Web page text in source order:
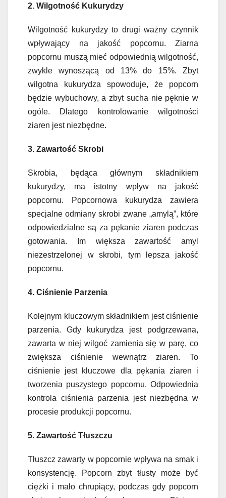
2. Wilgotność Kukurydzy
Wilgotność kukurydzy to drugi ważny czynnik
wpływający na jakość popcornu. Ziarna
popcornu muszą mieć odpowiednią wilgotność,
zwykle wynoszącą od 13% do 15%. Zbyt
wilgotna kukurydza spowoduje, że popcorn
będzie wybuchowy, a zbyt sucha nie pęknie w
ogóle. Dlatego kontrolowanie wilgotności
ziaren jest niezbędne.
3. Zawartość Skrobi
Skrobia, będąca głównym składnikiem
kukurydzy, ma istotny wpływ na jakość
popcornu. Popcornowa kukurydza zawiera
specjalne odmiany skrobi zwane „amylą”, które
odpowiedzialne są za pękanie ziaren podczas
gotowania. Im większa zawartość amyl
niezestrzelonej w skrobi, tym lepsza jakość
popcornu.
4. Ciśnienie Parzenia
Kolejnym kluczowym składnikiem jest ciśnienie
parzenia. Gdy kukurydza jest podgrzewana,
zawarta w niej wilgoć zamienia się w parę, co
zwiększa ciśnienie wewnątrz ziaren. To
ciśnienie jest kluczowe dla pękania ziaren i
tworzenia puszystego popcornu. Odpowiednia
kontrola ciśnienia parzenia jest niezbędna w
procesie produkcji popcornu.
5. Zawartość Tłuszczu
Tłuszcz zawarty w popcornie wpływa na smak i
konsystencję. Popcorn zbyt tłusty może być
ciężki i mało chrupiący, podczas gdy popcorn